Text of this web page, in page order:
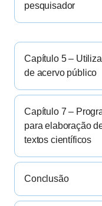
pesquisador
Capítulo 5 –
de acervo público
Capítulo 7 –
para elaboração
textos científicos
Conclusão